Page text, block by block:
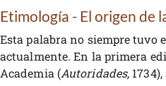
Etimología - El origen de
Esta palabra no siempre tuvo
actualmente. En la primera
Academia (Autoridades,